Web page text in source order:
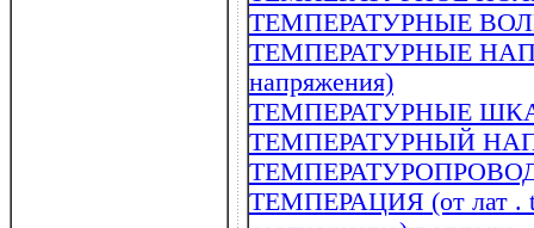
ТЕМПЕРАТУРНЫЕ
ТЕМПЕРАТУРНЫЕ
напряжения)
ТЕМПЕРАТУРНЫЕ
ТЕМПЕРАТУРНЫЙ
ТЕМПЕРАЦИЯ (от лат .